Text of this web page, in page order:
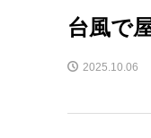
台風で
2025.10.06